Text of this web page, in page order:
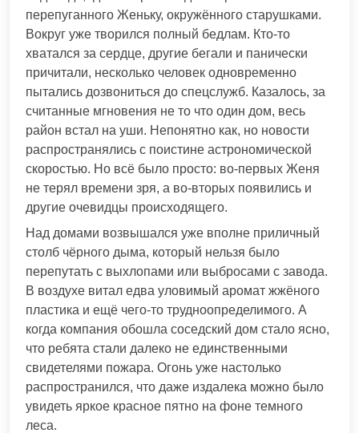
перепуганного Женьку, окружённого старушками.
Вокруг уже творился полный бедлам. Кто-то
хватался за сердце, другие бегали и панически
причитали, несколько человек одновременно
пытались дозвониться до спецслужб. Казалось, за
считанные мгновения не то что один дом, весь
район встал на уши. Непонятно как, но новости
распространялись с поистине астрономической
скоростью. Но всё было просто: во-первых Женя
не терял времени зря, а во-вторых появились и
другие очевидцы происходящего.
Над домами возвышался уже вполне приличный
столб чёрного дыма, который нельзя было
перепутать с выхлопами или выбросами с завода.
В воздухе витал едва уловимый аромат жжёного
пластика и ещё чего-то трудноопределимого. А
когда компания обошла соседский дом стало ясно,
что ребята стали далеко не единственными
свидетелями пожара. Огонь уже настолько
распространился, что даже издалека можно было
увидеть яркое красное пятно на фоне темного
леса.